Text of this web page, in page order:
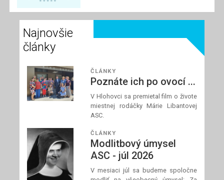
modliť za požehnané
zápasia s chorobou.
Prečítaj si článok
Najnovšie
články
ČLÁNKY
Poznáte ich po ovocí ...
V Hlohovci sa premietal film o živote
miestnej rodáčky Márie Libantovej
ASC.
ČLÁNKY
Modlitbový úmysel
ASC - júl 2026
V mesiaci júl sa budeme spoločne